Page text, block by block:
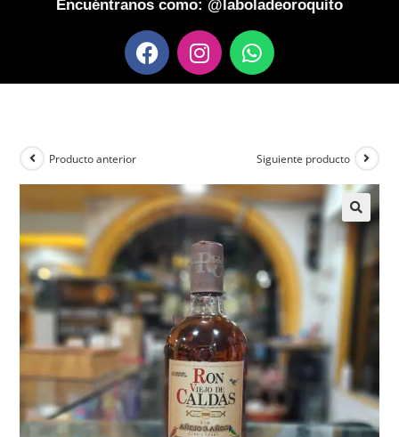
Encuéntranos como: @laboladeoroquito
Producto anterior Siguiente producto